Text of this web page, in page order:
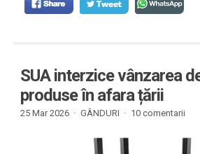
SUA interzice vânzarea
produse în afara țării
25 Mar 2026 · GÂNDURI · 10 comentarii